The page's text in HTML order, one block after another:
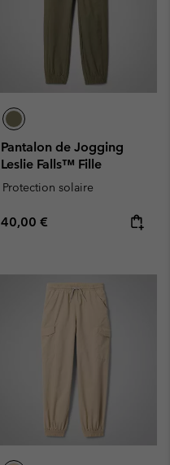
Pantalon de Jogging
Leslie Falls™ Fille
Protection solaire
Regular price:
40,00 €